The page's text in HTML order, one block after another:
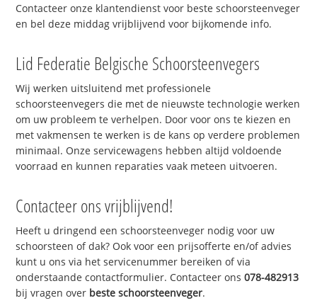
Contacteer onze klantendienst voor beste schoorsteenveger
en bel deze middag vrijblijvend voor bijkomende info.
Lid Federatie Belgische Schoorsteenvegers
Wij werken uitsluitend met professionele
schoorsteenvegers die met de nieuwste technologie werken
om uw probleem te verhelpen. Door voor ons te kiezen en
met vakmensen te werken is de kans op verdere problemen
minimaal. Onze servicewagens hebben altijd voldoende
voorraad en kunnen reparaties vaak meteen uitvoeren.
Contacteer ons vrijblijvend!
Heeft u dringend een schoorsteenveger nodig voor uw
schoorsteen of dak? Ook voor een prijsofferte en/of advies
kunt u ons via het servicenummer bereiken of via
onderstaande contactformulier. Contacteer ons078-482913
bij vragen over beste schoorsteenveger.